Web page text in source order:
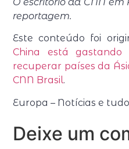
reportagem.
Este conteúdo foi
China está
recuperar países da
CNN Brasil.
Europa – Notícias e
Deixe um